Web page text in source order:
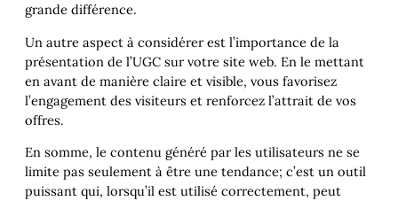
grande différence.
Un autre aspect à considérer est l’importance de la
présentation de l’UGC sur votre site web. En le mettant
en avant de manière claire et visible, vous favorisez
l’engagement des visiteurs et renforcez l’attrait de vos
offres.
En somme, le contenu généré par les utilisateurs ne se
limite pas seulement à être une tendance; c’est un outil
puissant qui, lorsqu’il est utilisé correctement, peut